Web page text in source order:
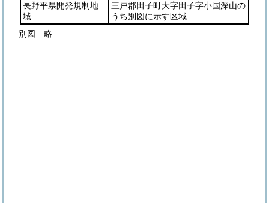
長野平県開発規制地
域
三戸郡田子町大字田子字小国深山の
うち別図に示す区域
別図
略